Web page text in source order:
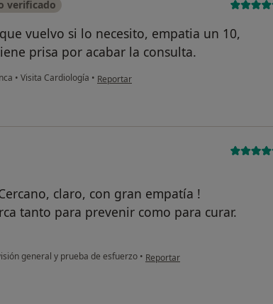
verificado
vuelvo si lo necesito, empatia un 10,
prisa por acabar la consulta.
• Visita Cardiología • en opinión del usuario JFK
Reportar
claro, con gran empatía !
tanto para prevenir como para curar.
general y prueba de esfuerzo • en opinión del usuario paciente
Reportar